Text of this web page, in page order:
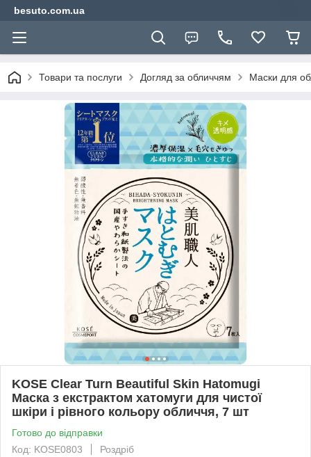
besuto.com.ua
Товари та послуги Догляд за обличчям Маски для
KOSE Clear Turn Beautiful Skin Hatomugi
Маска з екстрактом хатомуги для чистої
шкіри і рівного кольору обличчя, 7 шт
Готово до відправки
Код: KOSE0803
Роздріб